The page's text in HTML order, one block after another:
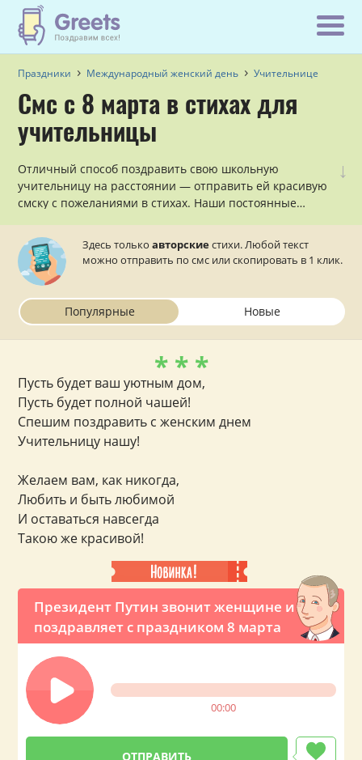
Праздники Международный женский день Учительнице
Смс с 8 марта в стихах для
учительницы
↓
Отличный способ поздравить свою школьную
учительницу на расстоянии — отправить ей красивую
смску с пожеланиями в стихах. Наши постоянные
поздравлений с 8 марта для учительницы, которые
осталось только отправить ей на телефон.
Здесь толькоавторские стихи. Любой текст
можно отправить по смс или скопировать в 1 клик.
Популярные Новые
Президент Путин звонит женщине и
поздравляет с праздником 8 марта
00:00
* * *
Пусть будет ваш уютным дом,
Пусть будет полной чашей!
Спешим поздравить с женским днем
Учительницу нашу!
Желаем вам, как никогда,
Любить и быть любимой
И оставаться навсегда
Такою же красивой!